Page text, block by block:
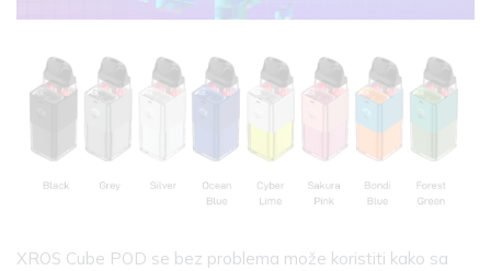
XROS Cube POD se bez problema može koristiti kako sa